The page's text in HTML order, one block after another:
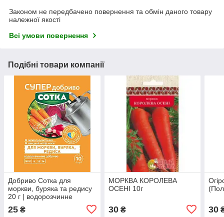
Законом не передбачено повернення та обмін даного товару
належної якості
Всі умови повернення
Подібні товари компанії
Добриво Сотка для
моркви, буряка та редису
20 г | водорозчинне
мінеральне добриво NPK
6-12-36
25 ₴
МОРКВА КОРОЛЕВА
ОСЕНІ 10г
30₴ 30